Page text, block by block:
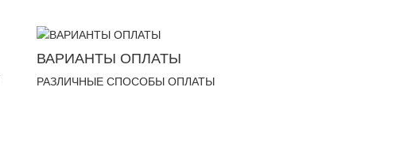
ВАРИАНТЫ ОПЛАТЫ
РАЗЛИЧНЫЕ СПОСОБЫ ОПЛАТЫ